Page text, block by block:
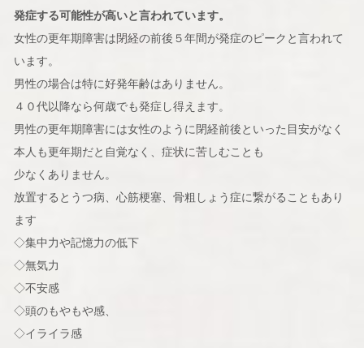
発症する可能性が高いと言われています。
女性の更年期障害は閉経の前後５年間が発症のピークと言われて
います。
男性の場合は特に好発年齢はありません。
４０代以降なら何歳でも発症し得えます。
男性の更年期障害には女性のように閉経前後といった目安がなく
本人も更年期だと自覚なく、症状に苦しむことも
少なくありません。
放置するとうつ病、心筋梗塞、骨粗しょう症に繋がることもあり
ます
◇集中力や記憶力の低下
◇無気力
◇不安感
◇頭のもやもや感、
◇イライラ感